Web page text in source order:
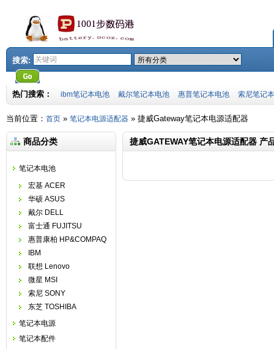
搜索:
热门搜索： ibm笔记本电池 戴尔笔记本电池 惠普笔记本电池 索尼笔记
当前位置： 首页 » 笔记本电源适配器 » 捷威Gateway笔记本电源适配器
商品分类
笔记本电池
宏基 ACER
华硕 ASUS
戴尔 DELL
富士通 FUJITSU
惠普康柏 HP&COMPAQ
IBM
联想 Lenovo
微星 MSI
索尼 SONY
东芝 TOSHIBA
笔记本电源
笔记本配件
捷威GATEWAY笔记本电源适配器 产